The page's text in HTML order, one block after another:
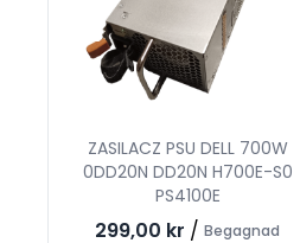
ZASILACZ PSU DELL 700W
0DD20N DD20N H700E-S0
PS4100E
299,00 kr / Begagnad